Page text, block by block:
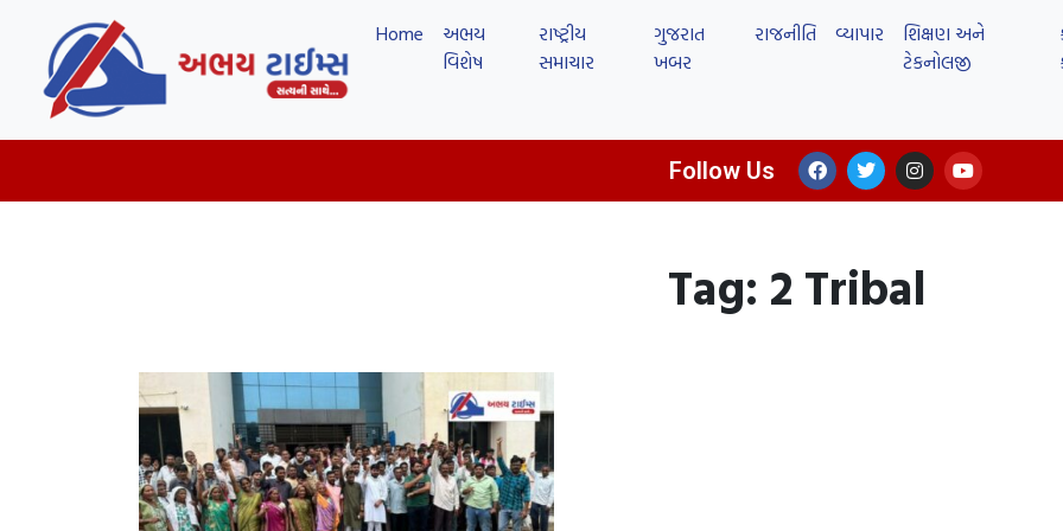
Home
અભય
વિશેષ
રાષ્ટ્રીય
સમાચાર
ગુજરાત
ખબર
રાજનીતિ વ્યાપાર
શિક્ષણ અને
ટેકનોલજી
Follow Us
Tag: 2 Tribal